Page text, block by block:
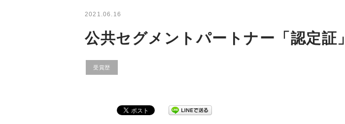
2021.06.16
公共セグメントパートナー「認定証」
受賞歴